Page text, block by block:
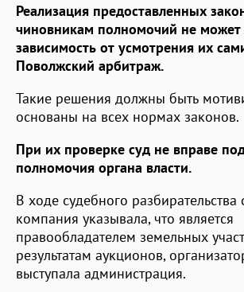
Реализация предоставленных
чиновникам полномочий не может
зависимость от усмотрения их
Поволжский арбитраж.
Такие решения должны быть
основаны на всех нормах законов.
При их проверке суд не вправе
полномочия органа власти.
В ходе судебного разбирательства
компания указывала, что является
правообладателем земельных
результатам аукционов,
выступала администрация.